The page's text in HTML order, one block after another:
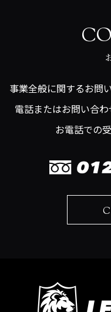
事業全般に関するお問
電話またはお問い合わ
お電話での